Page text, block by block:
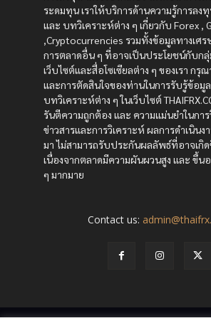
ระดมทุน เราให้บริการด้านความรู้การลง
และ บทวิเคราะห์ต่าง ๆ เกี่ยวกับ Forex ,
,Cryptocurrencies รวมทั้งข้อมูลทางเศ
การตลาดอื่น ๆ ที่อาจเป็นประโยชน์กับก
เว็บไซต์และสื่อโซเซียลต่าง ๆ ของเรา ก
และการตัดสินใจของท่านในการรับรู้ข้อมู
บทวิเคราะห์ต่าง ๆ ในเว็บไซต์
รันตีความถูกต้อง และ ความแม่นยำในกา
ข่าวสารและการวิเคราะห์ ผลการดำเนิน
มา ไม่สามารถรับประกันผลลัพธ์ที่อาจเกิ
เนื่องจากตลาดมีความผันผวนสูง และ ขึ้น
ๆ มากมาย
Contact us: